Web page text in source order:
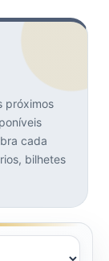
próximos
cada
bilhetes